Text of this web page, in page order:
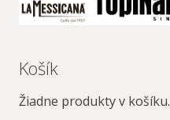
Košík
Žiadne produkty v košíku.